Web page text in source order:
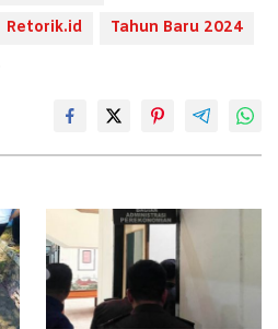
Retorik.id Tahun Baru 2024